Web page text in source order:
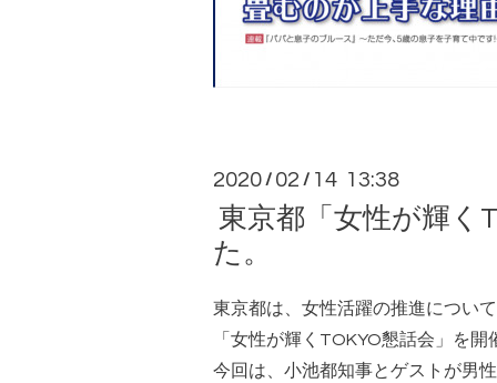
2020 / 02 / 14 13:38
東京都「女性が輝く
た。
東京都は、女性活躍の推進につい
「 女性が輝くTOKYO懇話会 」を開
今回は、小池都知事とゲストが男